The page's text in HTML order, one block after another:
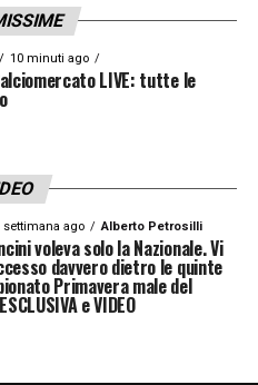
10 minuti ago
LIVE: tutte le
settimana ago Alberto Petrosilli
voleva solo la Nazionale. Vi
davvero dietro le quinte
Primavera male del
e VIDEO